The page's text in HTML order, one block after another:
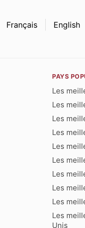
Français English
PAYS
Les
Les
Les
Les
Les
Les
Les
Les
Les
Les
Unis